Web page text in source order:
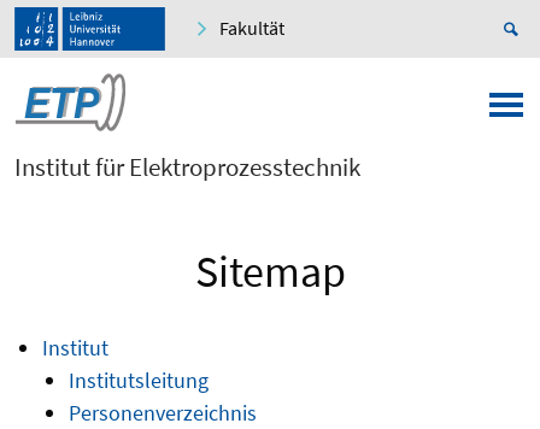
Fakultät
Institut für Elektroprozesstechnik
Sitemap
Institut
Institutsleitung
Personenverzeichnis